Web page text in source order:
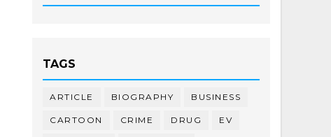
TAGS
ARTICLE BIOGRAPHY BUSINESS
CARTOON CRIME DRUG EV